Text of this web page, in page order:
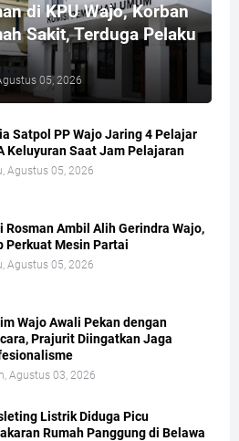
di KPU Wajo, Korban
Sakit, Terduga Pelaku
05, 2026
Satpol PP Wajo Jaring 4 Pelajar
Keluyuran Saat Jam Pelajaran
Agustus 05, 2026
Rosman Ambil Alih Gerindra Wajo,
Perkuat Mesin Partai
Agustus 05, 2026
Wajo Awali Pekan dengan
Prajurit Diingatkan Jaga
Agustus 03, 2026
Listrik Diduga Picu
Rumah Panggung di Belawa